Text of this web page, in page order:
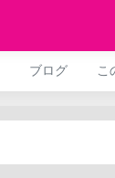
ブログ こ